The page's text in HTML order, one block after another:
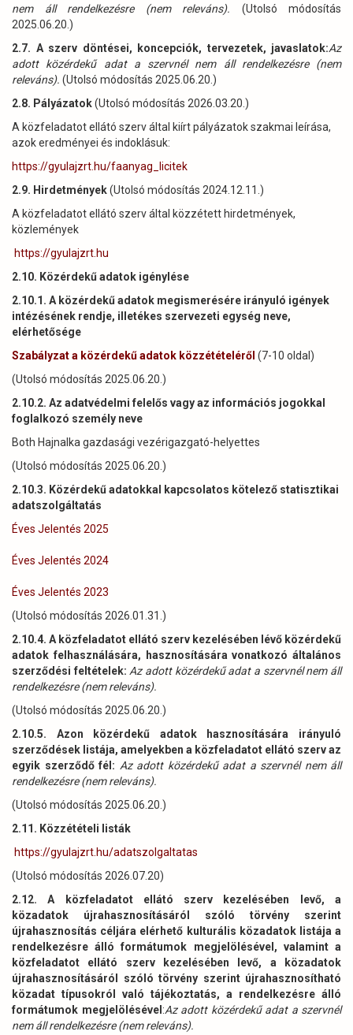
nem áll rendelkezésre (nem releváns). (Utolsó módosítás
2025.06.20.)
2.7. A szerv döntései, koncepciók, tervezetek, javaslatok:Az
adott közérdekű adat a szervnél nem áll rendelkezésre (nem
releváns). (Utolsó módosítás 2025.06.20.)
2.8. Pályázatok(Utolsó módosítás 2026.03.20.)
A közfeladatot ellátó szerv által kiírt pályázatok szakmai leírása,
azok eredményei és indoklásuk:
https://gyulajzrt.hu/faanyag_licitek
2.9. Hirdetmények(Utolsó módosítás 2024.12.11.)
A közfeladatot ellátó szerv által közzétett hirdetmények,
közlemények
https://gyulajzrt.hu
2.10. Közérdekű adatok igénylése
2.10.1. A közérdekű adatok megismerésére irányuló igények
intézésének rendje, illetékes szervezeti egység neve,
elérhetősége
Szabályzat a közérdekű adatok közzétételéről (7-10 oldal)
(Utolsó módosítás 2025.06.20.)
2.10.2. Az adatvédelmi felelős vagy az információs jogokkal
foglalkozó személy neve
Both Hajnalka gazdasági vezérigazgató-helyettes
(Utolsó módosítás 2025.06.20.)
2.10.3. Közérdekű adatokkal kapcsolatos kötelező statisztikai
adatszolgáltatás
Éves Jelentés 2025
Éves Jelentés 2024
Éves Jelentés 2023
(Utolsó módosítás 2026.01.31.)
2.10.4. A közfeladatot ellátó szerv kezelésében lévő közérdekű
adatok felhasználására, hasznosítására vonatkozó általános
szerződési feltételek: Az adott közérdekű adat a szervnél nem áll
rendelkezésre (nem releváns).
(Utolsó módosítás 2025.06.20.)
2.10.5. Azon közérdekű adatok hasznosítására irányuló
szerződések listája, amelyekben a közfeladatot ellátó szerv az
egyik szerződő fél: Az adott közérdekű adat a szervnél nem áll
rendelkezésre (nem releváns).
(Utolsó módosítás 2025.06.20.)
2.11. Közzétételi listák
https://gyulajzrt.hu/adatszolgaltatas
(Utolsó módosítás 2026.07.20)
2.12. A közfeladatot ellátó szerv kezelésében levő, a
közadatok újrahasznosításáról szóló törvény szerint
újrahasznosítás céljára elérhető kulturális közadatok listája a
rendelkezésre álló formátumok megjelölésével, valamint a
közfeladatot ellátó szerv kezelésében levő, a közadatok
újrahasznosításáról szóló törvény szerint újrahasznosítható
közadat típusokról való tájékoztatás, a rendelkezésre álló
formátumok megjelölésével :Az adott közérdekű adat a szervnél
nem áll rendelkezésre (nem releváns).